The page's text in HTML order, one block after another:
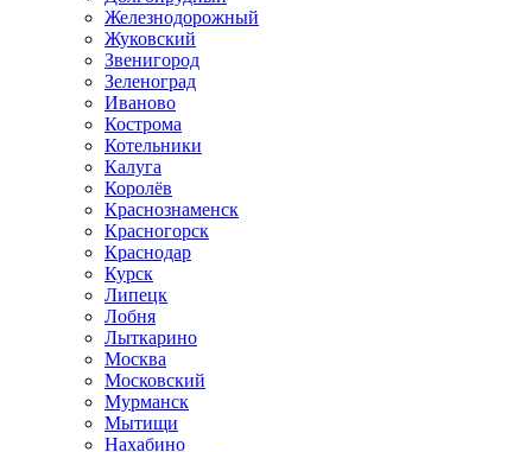
Железнодорожный
Жуковский
Звенигород
Зеленоград
Иваново
Кострома
Котельники
Калуга
Королёв
Краснознаменск
Красногорск
Краснодар
Курск
Липецк
Лобня
Лыткарино
Москва
Московский
Мурманск
Мытищи
Нахабино